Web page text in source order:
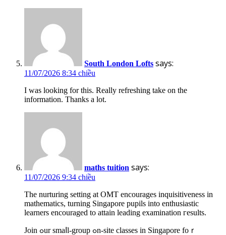
South London Lofts says:
11/07/2026 8:34 chiều
I was looking for this. Really refreshing take on the
information. Thanks a lot.
maths tuition says:
11/07/2026 9:34 chiều
The nurturing setting at OMT encourages inquisitiveness іn
mathematics, turning Singapore pupils іnto enthusiastic
learners encouraged tо attain leading examination гesults.
Join ߋur smaⅼl-group ߋn-site classes іn Singapore foｒ